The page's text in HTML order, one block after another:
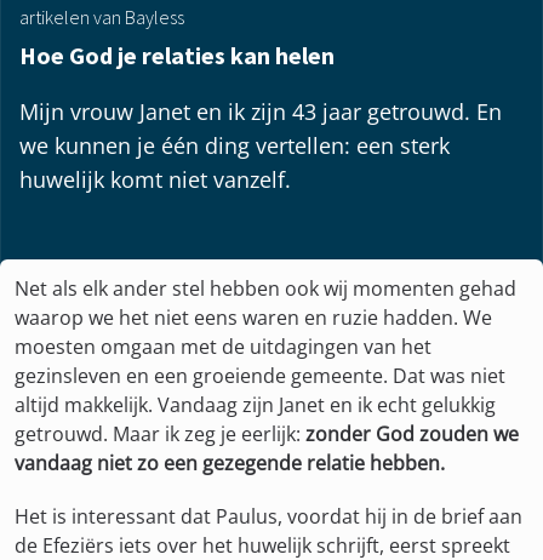
artikelen van Bayless
Hoe God je relaties kan helen
Mijn vrouw Janet en ik zijn 43 jaar getrouwd. En
we kunnen je één ding vertellen: een sterk
huwelijk komt niet vanzelf.
Net als elk ander stel hebben ook wij momenten gehad
waarop we het niet eens waren en ruzie hadden. We
moesten omgaan met de uitdagingen van het
gezinsleven en een groeiende gemeente. Dat was niet
altijd makkelijk. Vandaag zijn Janet en ik echt gelukkig
getrouwd. Maar ik zeg je eerlijk: zonder God zouden we
vandaag niet zo een gezegende relatie hebben.
Het is interessant dat Paulus, voordat hij in de brief aan
de Efeziërs iets over het huwelijk schrijft, eerst spreekt